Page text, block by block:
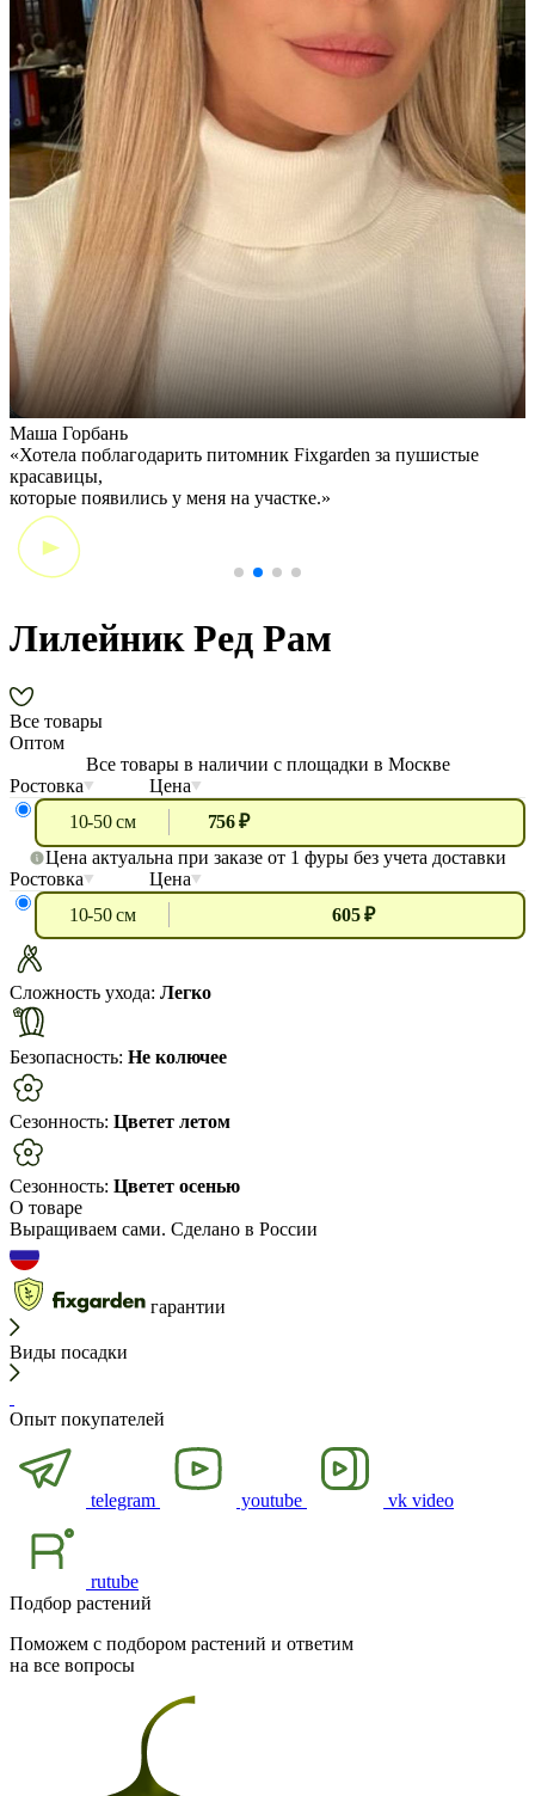
Маша Горбань
«Хотела поблагодарить питомник Fixgarden за пушистые
красавицы,
которые появились у меня на участке.»
Лилейник Ред Рам
Все товары
Оптом
Все товары в наличии с площадки в Москве
Ростовка
Цена
10-50 см
756 ₽
Цена актуальна при заказе от 1 фуры без учета доставки
Ростовка
Цена
10-50 см
605 ₽
Сложность ухода: Легко
Безопасность: Не колючее
Сезонность: Цветет летом
Сезонность: Цветет осенью
О товаре
Выращиваем сами. Сделано в России
гарантии
Виды посадки
Опыт покупателей
telegram youtube vk video
rutube
Подбор растений
Поможем с подбором растений и ответим
на все вопросы